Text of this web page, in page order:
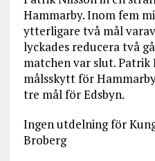
Hammarby. Inom fem
ytterligare två mål
lyckades reducera två
matchen var slut. Patrik
målsskytt för
tre mål för Edsbyn.
Ingen utdelning för
Broberg